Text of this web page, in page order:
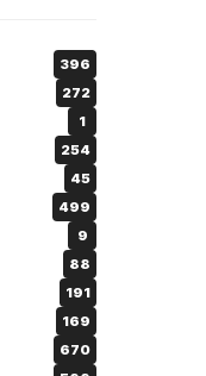
396
272
1
254
45
499
9
88
191
169
670